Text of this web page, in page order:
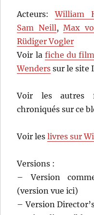
Acteurs:William
Sam Neill,Max
Rüdiger Vogler
Voir la fiche du film
Wenders sur le site
Voir les
chroniqués sur ce
Voir leslivres sur
Versions :
– Version
(version vue ici)
– Version